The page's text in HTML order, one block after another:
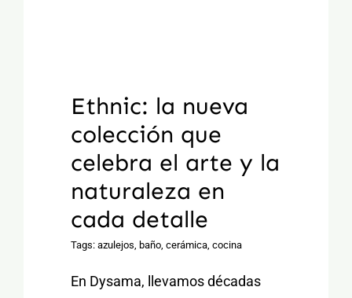
Ethnic: la nueva
colección que
celebra el arte y la
naturaleza en
cada detalle
Tags: azulejos, baño, cerámica, cocina
En Dysama, llevamos décadas